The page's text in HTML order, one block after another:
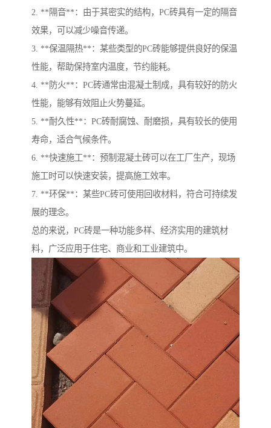
2. **隔音**：由于其密实的结构，PC砖具有一定的隔音
效果，可以减少噪音传递。
3. **保温隔热**：某些类型的PC砖能够提供良好的保温
性能，帮助保持室内温度，节约能耗。
4. **防火**：PC砖通常由混凝土制成，具有较好的防火
性能，能够有效阻止火势蔓延。
5. **耐久性**：PC砖耐腐蚀、耐磨损，具有较长的使用
寿命，适合气候条件。
6. **快速施工**：预制混凝土砖可以在工厂生产，现场
施工时可以快速安装，提高施工效率。
7. **环保**：某些PC砖可使用回收材料，符合可持续发
展的理念。
总的来说，PC砖是一种功能多样、经济实用的建筑材
料，广泛应用于住宅、商业和工业建筑中。